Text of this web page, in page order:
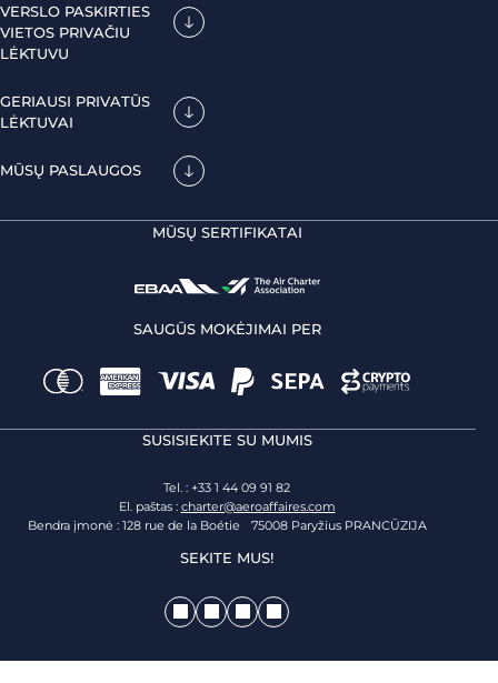
VERSLO PASKIRTIES
VIETOS PRIVAČIU
LĖKTUVU
GERIAUSI PRIVATŪS
LĖKTUVAI
MŪSŲ PASLAUGOS
MŪSŲ SERTIFIKATAI
SAUGŪS MOKĖJIMAI PER
SUSISIEKITE SU MUMIS
Tel. : +33 1 44 09 91 82
El. paštas : charter@aeroaffaires.com
Bendra įmonė : 128 rue de la Boétie 75008 Paryžius PRANCŪZIJA
SEKITE MUS!